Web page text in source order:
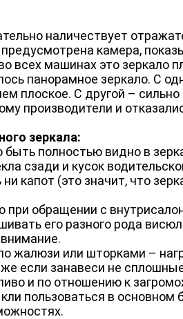
наличествует
камера,
всех машинах это зеркало
панорамное зеркало. С
плоское. С другой –
производители и
зеркала:
полностью видно в
сзади и кусок
капот (это значит, что
при обращении с
его разного рода
жалюзи или шторками –
если занавеси не
и по отношению к
пользоваться в основном